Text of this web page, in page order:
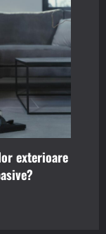
exterioare